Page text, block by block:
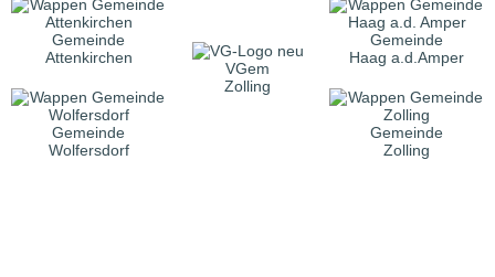
Gemeinde
Attenkirchen
VGem
Zolling
Gemeinde
Haag a.d.Amper
Gemeinde
Wolfersdorf
Gemeinde
Zolling